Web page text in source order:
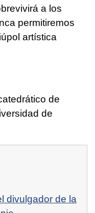
a los
permitiremos
artística
de
de
divulgador de la